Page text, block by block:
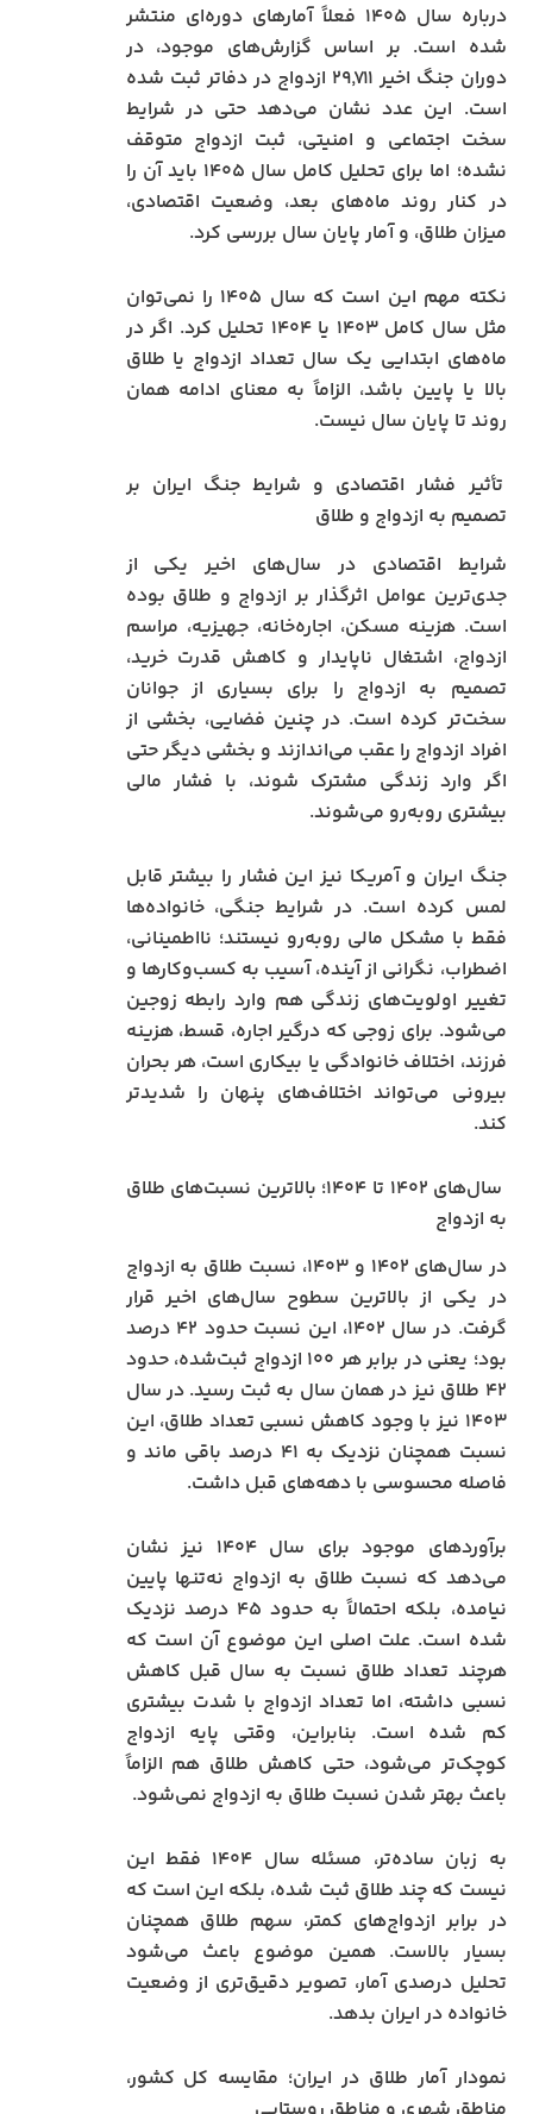
درباره سال ۱۴۰۵ فعلاً آمارهای دوره‌ای منتشر
شده است. بر اساس گزارش‌های موجود، در
دوران جنگ اخیر ۲۹٬۷۱۱ ازدواج در دفاتر ثبت شده
است. این عدد نشان می‌دهد حتی در شرایط
سخت اجتماعی و امنیتی، ثبت ازدواج متوقف
نشده؛ اما برای تحلیل کامل سال ۱۴۰۵ باید آن را
در کنار روند ماه‌های بعد، وضعیت اقتصادی،
میزان طلاق، و آمار پایان سال بررسی کرد.
نکته مهم این است که سال ۱۴۰۵ را نمی‌توان
مثل سال کامل ۱۴۰۳ یا ۱۴۰۴ تحلیل کرد. اگر در
ماه‌های ابتدایی یک سال تعداد ازدواج یا طلاق
بالا یا پایین باشد، الزاماً به معنای ادامه همان
روند تا پایان سال نیست.
تأثیر فشار اقتصادی و شرایط جنگ ایران بر
تصمیم به ازدواج و طلاق
شرایط اقتصادی در سال‌های اخیر یکی از
جدی‌ترین عوامل اثرگذار بر ازدواج و طلاق بوده
است. هزینه مسکن، اجاره‌خانه، جهیزیه، مراسم
ازدواج، اشتغال ناپایدار و کاهش قدرت خرید،
تصمیم به ازدواج را برای بسیاری از جوانان
سخت‌تر کرده است. در چنین فضایی، بخشی از
افراد ازدواج را عقب می‌اندازند و بخشی دیگر حتی
اگر وارد زندگی مشترک شوند، با فشار مالی
بیشتری روبه‌رو می‌شوند.
جنگ ایران و آمریکا نیز این فشار را بیشتر قابل
لمس کرده است. در شرایط جنگی، خانواده‌ها
فقط با مشکل مالی روبه‌رو نیستند؛ نااطمینانی،
اضطراب، نگرانی از آینده، آسیب به کسب‌وکارها و
تغییر اولویت‌های زندگی هم وارد رابطه زوجین
می‌شود. برای زوجی که درگیر اجاره، قسط، هزینه
فرزند، اختلاف خانوادگی یا بیکاری است، هر بحران
بیرونی می‌تواند اختلاف‌های پنهان را شدیدتر
کند.
سال‌های ۱۴۰۲ تا ۱۴۰۴؛ بالاترین نسبت‌های طلاق
به ازدواج
در سال‌های ۱۴۰۲ و ۱۴۰۳، نسبت طلاق به ازدواج
در یکی از بالاترین سطوح سال‌های اخیر قرار
گرفت. در سال ۱۴۰۲، این نسبت حدود ۴۲ درصد
بود؛ یعنی در برابر هر ۱۰۰ ازدواج ثبت‌شده، حدود
۴۲ طلاق نیز در همان سال به ثبت رسید. در سال
۱۴۰۳ نیز با وجود کاهش نسبی تعداد طلاق، این
نسبت همچنان نزدیک به ۴۱ درصد باقی ماند و
فاصله محسوسی با دهه‌های قبل داشت.
برآوردهای موجود برای سال ۱۴۰۴ نیز نشان
می‌دهد که نسبت طلاق به ازدواج نه‌تنها پایین
نیامده، بلکه احتمالاً به حدود ۴۵ درصد نزدیک
شده است. علت اصلی این موضوع آن است که
هرچند تعداد طلاق نسبت به سال قبل کاهش
نسبی داشته، اما تعداد ازدواج با شدت بیشتری
کم شده است. بنابراین، وقتی پایه ازدواج
کوچک‌تر می‌شود، حتی کاهش طلاق هم الزاماً
باعث بهتر شدن نسبت طلاق به ازدواج نمی‌شود.
به زبان ساده‌تر، مسئله سال ۱۴۰۴ فقط این
نیست که چند طلاق ثبت شده، بلکه این است که
در برابر ازدواج‌های کمتر، سهم طلاق همچنان
بسیار بالاست. همین موضوع باعث می‌شود
تحلیل درصدی آمار، تصویر دقیق‌تری از وضعیت
خانواده در ایران بدهد.
نمودار آمار طلاق در ایران؛ مقایسه کل کشور،